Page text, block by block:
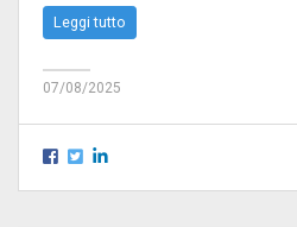
Leggi tutto
07/08/2025